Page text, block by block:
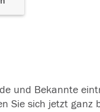
und Bekannte
Sie sich jetzt ganz